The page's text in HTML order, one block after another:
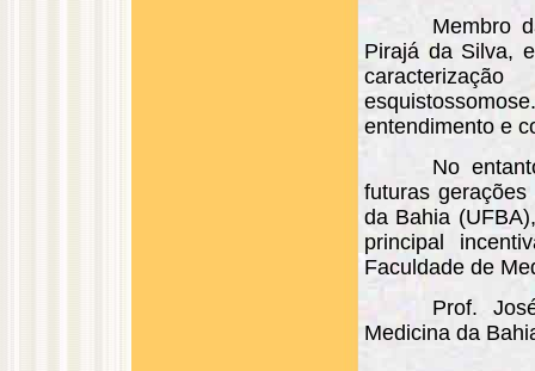
Membro
Pirajá da Silva,
entendimento e
No
futuras
da Bahia
principal
Faculdade de
Prof.
Medicina da